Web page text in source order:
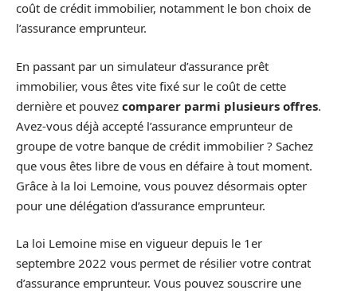
coût de crédit immobilier, notamment le bon choix de
l’assurance emprunteur.
En passant par un simulateur d’assurance prêt
immobilier, vous êtes vite fixé sur le coût de cette
dernière et pouvez comparer parmi plusieurs offres.
Avez-vous déjà accepté l’assurance emprunteur de
groupe de votre banque de crédit immobilier ? Sachez
que vous êtes libre de vous en défaire à tout moment.
Grâce à la loi Lemoine, vous pouvez désormais opter
pour une délégation d’assurance emprunteur.
La loi Lemoine mise en vigueur depuis le 1er
septembre 2022 vous permet de résilier votre contrat
d’assurance emprunteur. Vous pouvez souscrire une